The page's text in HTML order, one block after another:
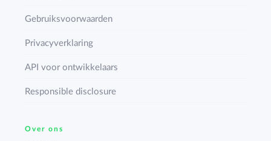
Gebruiksvoorwaarden
Privacyverklaring
API voor ontwikkelaars
Responsible disclosure
Over ons